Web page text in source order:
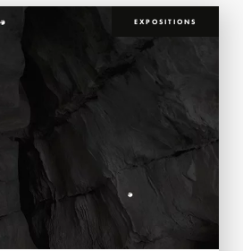
EXPOSITIONS